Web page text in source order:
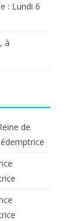
: Lundi 6
à
de